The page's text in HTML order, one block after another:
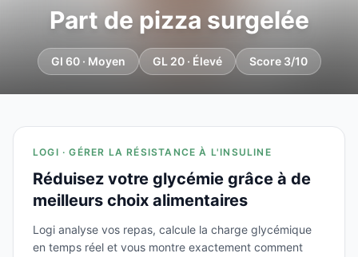
Part de pizza surgelée
GI 60 · Moyen GL 20 · Élevé Score 3/10
LOGI · GÉRER LA RÉSISTANCE À L'INSULINE
Réduisez votre glycémie grâce à de
meilleurs choix alimentaires
Logi analyse vos repas, calcule la charge glycémique
en temps réel et vous montre exactement comment